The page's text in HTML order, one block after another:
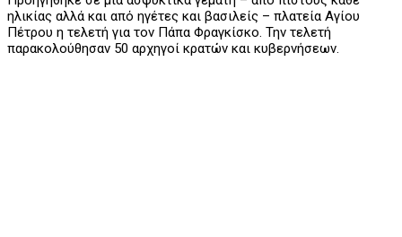
ηλικίας αλλά και από ηγέτες και βασιλείς – πλατεία Αγίου
Πέτρου η τελετή για τον Πάπα Φραγκίσκο. Την τελετή
παρακολούθησαν 50 αρχηγοί κρατών και κυβερνήσεων.